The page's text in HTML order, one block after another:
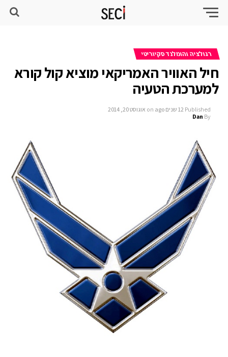
רגולציה והומלנד סקיוריטי
חיל האוויר האמריקאי מוציא קול קורא
למערכת הטעיה
Published 12 שנים ago on אוגוסט 20, 2014
By
Dan